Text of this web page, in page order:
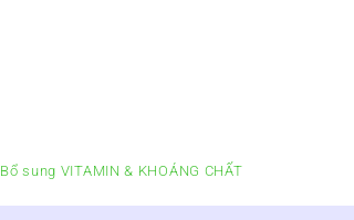
Bổ sung VITAMIN & KHOÁNG CHẤT